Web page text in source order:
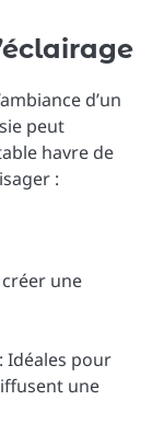
d’un
peut
havre de
:
une
: Idéales pour
une